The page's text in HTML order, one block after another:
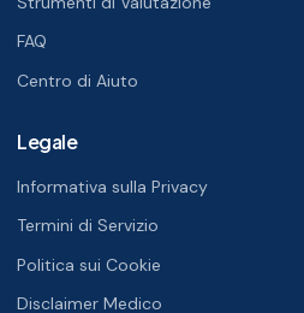
FAQ
Centro di Aiuto
Legale
Informativa sulla Privacy
Termini di Servizio
Politica sui Cookie
Disclaimer Medico